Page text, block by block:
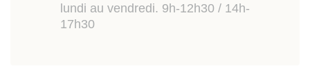
lundi au vendredi. 9h-12h30 / 14h-
17h30